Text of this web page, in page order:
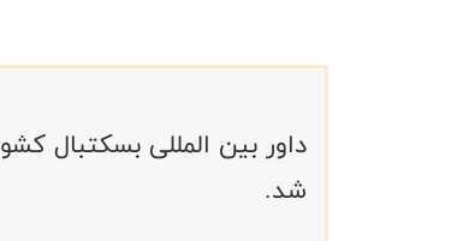
داور بین المللی بسکتبال
شد.